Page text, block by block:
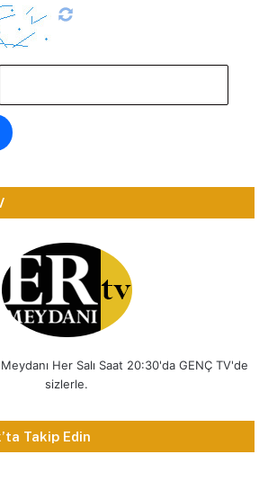
Her Salı Saat 20:30'da GENÇ TV'de
sizlerle.
Takip Edin